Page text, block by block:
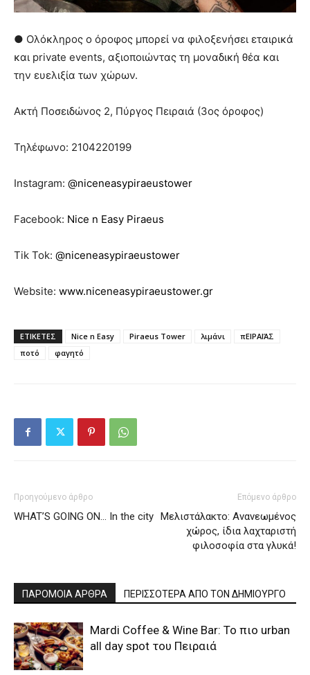
● Ολόκληρος ο όροφος μπορεί να φιλοξενήσει εταιρικά
και private events, αξιοποιώντας τη μοναδική θέα και
την ευελιξία των χώρων.
Ακτή Ποσειδώνος 2, Πύργος Πειραιά (3ος όροφος)
Τηλέφωνο: 2104220199
Instagram: @niceneasypiraeustower
Facebook: Nice n Easy Piraeus
Tik Tok: @niceneasypiraeustower
Website: www.niceneasypiraeustower.gr
ΕΤΙΚΕΤΕΣ Nice n Easy Piraeus Tower λιμάνι
πΕΙΡΑΙΆΣ
ποτό
φαγητό
Προηγούμενο άρθρο
WHAT’S GOING ΟΝ… In the city
Επόμενο άρθρο
Μελιστάλακτο: Ανανεωμένος
χώρος, ίδια λαχταριστή
φιλοσοφία στα γλυκά!
ΠΑΡΟΜΟΙΑ ΑΡΘΡΑ ΠΕΡΙΣΣΟΤΕΡΑ ΑΠΟ ΤΟΝ ΔΗΜΙΟΥΡΓΟ
Mardi Coffee & Wine Bar: Το πιο urban
all day spot του Πειραιά